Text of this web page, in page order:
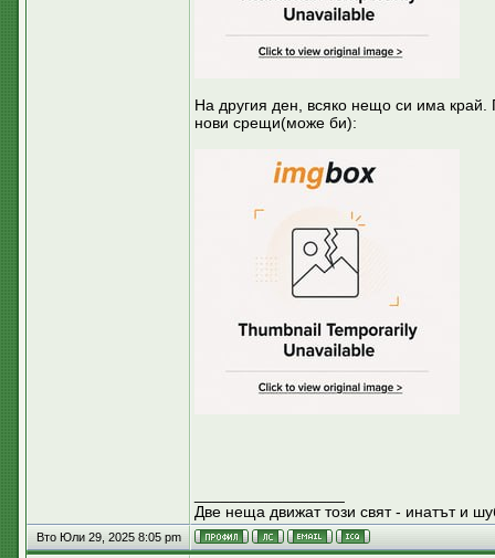
На другия ден, всяко нещо си има
нови срещи(може би):
Две неща движат този свят - инатът и
Вто Юли 29, 2025 8:05 pm